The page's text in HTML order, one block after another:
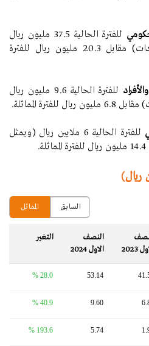
للفترة الحالية 37.5 مليون ريال
(ويمثل 71% من إجمالي الإيرادات) مقابل 20.3 مليون ريال للفترة
للفترة الحالية 9.6 مليون ريال
للفترة الحالية 6 ملايين ريال (ويمثل
ريال)
المماثل السابق
2023
النصف
الاول 2024
التغير‬
53.14
28.0 %
9.60
40.9 %
5.74
193.6 %